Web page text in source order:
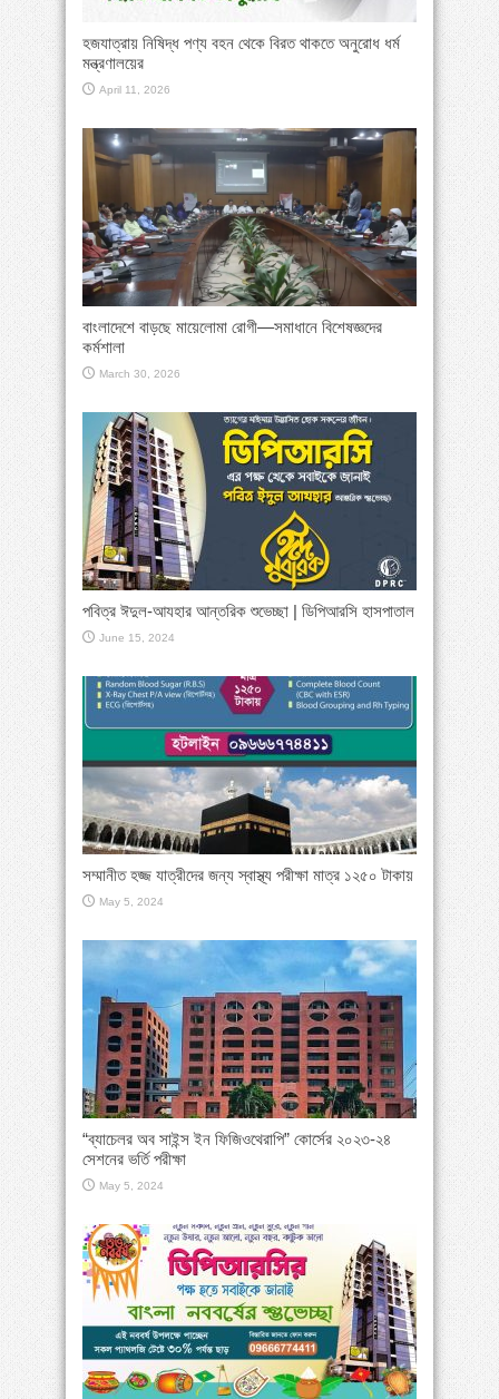
হজযাত্রায় নিষিদ্ধ পণ্য বহন থেকে বিরত থাকতে অনুরোধ ধর্ম
মন্ত্রণালয়ের
April 11, 2026
বাংলাদেশে বাড়ছে মায়েলোমা রোগী—সমাধানে বিশেষজ্ঞদের
কর্মশালা
March 30, 2026
পবিত্র ঈদুল-আযহার আন্তরিক শুভেচ্ছা | ডিপিআরসি হাসপাতাল
June 15, 2024
সম্মানীত হজ্জ যাত্রীদের জন্য স্বাস্থ্য পরীক্ষা মাত্র ১২৫০ টাকায়
May 5, 2024
“ব্যাচেলর অব সাইন্স ইন ফিজিওথেরাপি” কোর্সের ২০২৩-২৪
সেশনের ভর্তি পরীক্ষা
May 5, 2024